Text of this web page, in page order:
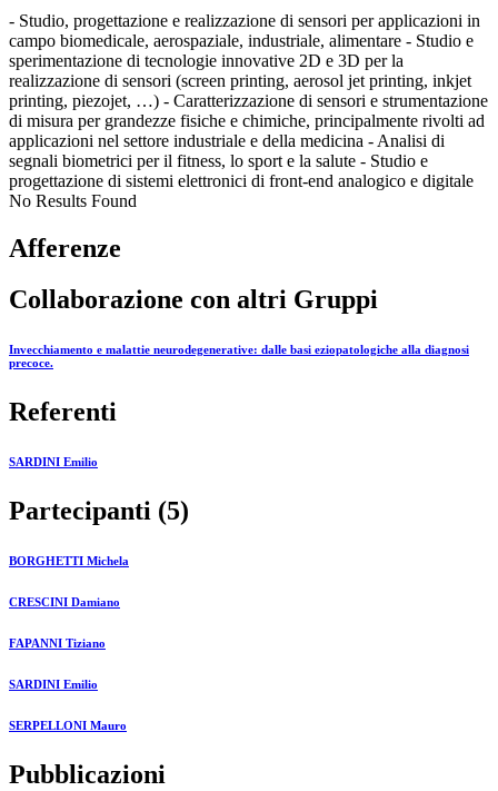
- Studio, progettazione e realizzazione di sensori per applicazioni in
campo biomedicale, aerospaziale, industriale, alimentare - Studio e
sperimentazione di tecnologie innovative 2D e 3D per la
realizzazione di sensori (screen printing, aerosol jet printing, inkjet
printing, piezojet, …) - Caratterizzazione di sensori e strumentazione
di misura per grandezze fisiche e chimiche, principalmente rivolti ad
applicazioni nel settore industriale e della medicina - Analisi di
segnali biometrici per il fitness, lo sport e la salute - Studio e
progettazione di sistemi elettronici di front-end analogico e digitale
No Results Found
Afferenze
Collaborazione con altri Gruppi
Invecchiamento e malattie neurodegenerative: dalle basi eziopatologiche alla diagnosi
precoce.
Referenti
SARDINI Emilio
Partecipanti (5)
BORGHETTI Michela
CRESCINI Damiano
FAPANNI Tiziano
SARDINI Emilio
SERPELLONI Mauro
Pubblicazioni